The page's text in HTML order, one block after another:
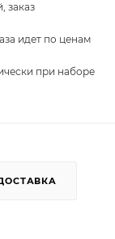
заказ
идет по ценам
при наборе